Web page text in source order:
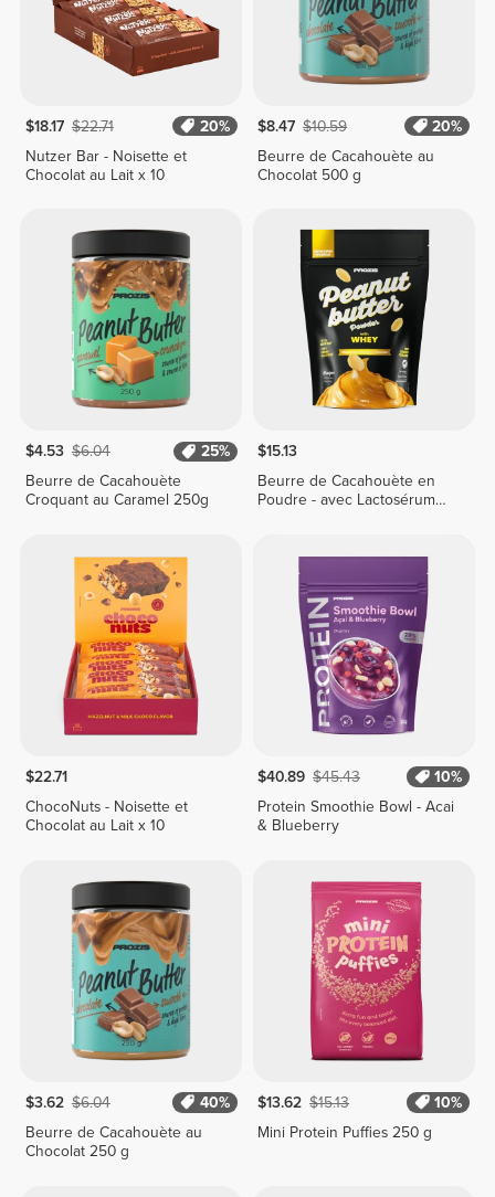
$18.17 $22.71
20%
Nutzer Bar - Noisette et
Chocolat au Lait x 10
$8.47 $10.59
20%
Beurre de Cacahouète au
Chocolat 500 g
$4.53 $6.04
25%
Beurre de Cacahouète
Croquant au Caramel 250g
$15.13
Beurre de Cacahouète en
Poudre - avec Lactosérum
$22.71
ChocoNuts - Noisette et
Chocolat au Lait x 10
$40.89 $45.43
10%
Protein Smoothie Bowl - Acai
& Blueberry
$3.62 $6.04
40%
Beurre de Cacahouète au
Chocolat 250 g
$13.62 $15.13
10%
Mini Protein Puffies 250 g